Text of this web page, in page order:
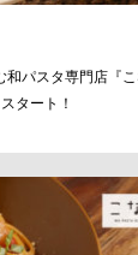
和パスタ専門店『
タート！